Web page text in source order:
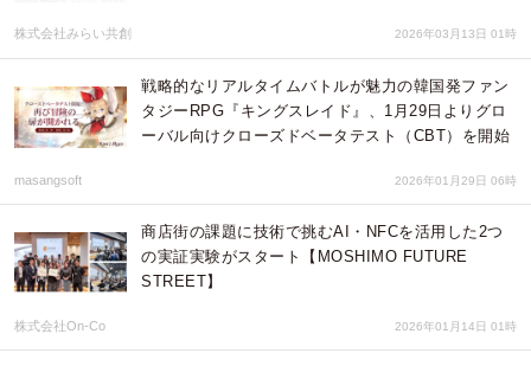
株式会社みらい共創 2026年03月13日 01時
戦略的なリアルタイムバトルが魅力の韓国発ファン
タジーRPG『キングスレイド』、1月29日よりグロ
ーバル向けクローズドベータテスト（CBT）を開始
masangsoft 2026年01月29日 06時
商店街の課題に技術で挑むAI・NFCを活用した2つ
の実証実験がスタート【MOSHIMO FUTURE
STREET】
株式会社On-Co 2026年01月14日 01時